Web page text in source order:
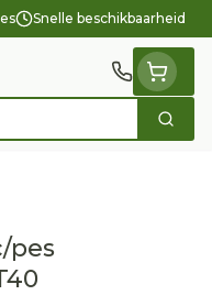
Snelle beschikbaarheid
Zoek
pes